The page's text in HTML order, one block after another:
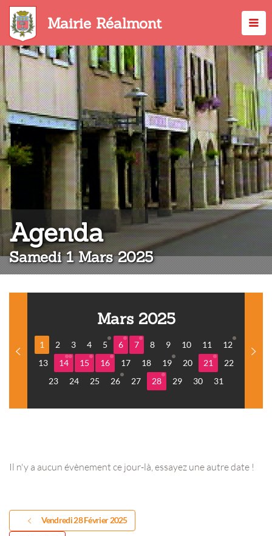
Aller
contenu
principal
Mairie Réalmont
Agenda:
Samedi 1 Mars 2025
Mars 2025
1 2 3 4 5 6 7 8 9 10 11
12
13
14 15 16 17 18 19 20 21
22
23
24 25 26 27 28 29 30 31
Il n'y a aucun évènement ce jour-là, essayez une autre date !
Vendredi 28 Février 2025